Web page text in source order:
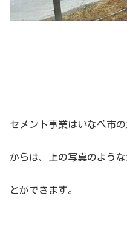
セメント事業はいなべ市
からは、上の写真のよう
とができます。